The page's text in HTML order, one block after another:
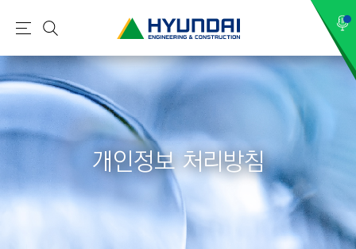
현
건
설
(
H
Y
U
N
메
뉴
검
색
개인정보 처리방침